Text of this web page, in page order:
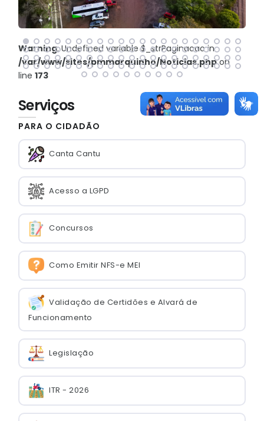
Warning: Undefined variable $_strPaginacao in
/var/www/sites/pmmarquinho/Noticias.phpon
line 173
Serviços
PARA O CIDADÃO
Canta Cantu
Acesso a LGPD
Concursos
Como Emitir NFS-e MEI
Validação de Certidões e Alvará de
Funcionamento
Legislação
ITR - 2026